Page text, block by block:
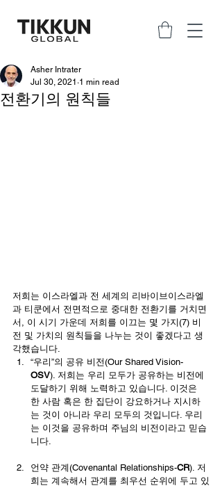
전환기의 원칙들
Asher Intrater
Jul 30, 2021 1 min read
저희는 이스라엘과 전 세계의 리바이브이스라엘
과 티쿤에서 전면적으로 중대한 전환기를 거치면
서, 이 시기 가운데 저희를 이끄는 몇 가지(7) 비
전 및 가치의 원칙들을 나누는 것이 좋겠다고 생
각했습니다.
“우리”의 공유 비전(Our Shared Vision-
OSV). 저희는 우리 모두가 공유하는 비전에
도달하기 위해 노력하고 있습니다. 이것은
한 사람 혹은 한 집단이 강요하거나 지시하
는 것이 아니라 우리 모두의 것입니다. 우리
는 이것을 공유하며 주님의 비전이라고 믿습
니다.
언약 관계(Covenantal Relationships-CR). 저
희는 계속해서 관계를 최우선 순위에 두고 있